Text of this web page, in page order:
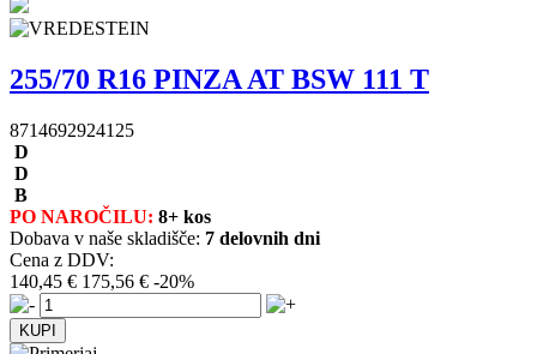
255/70 R16 PINZA AT BSW 111 T
8714692924125
D
D
B
PO NAROČILU: 8+ kos
Dobava v naše skladišče: 7 delovnih dni
Cena z DDV:
140,45 € 175,56 € -20%